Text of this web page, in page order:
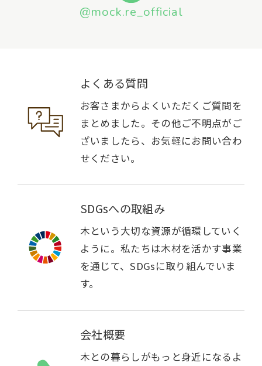
@mock.re_official
よくある質問
お客さまからよくいただくご質問を
まとめました。その他ご不明点がご
ざいましたら、お気軽にお問い合わ
せください。
SDGsへの取組み
木という大切な資源が循環していく
ように。私たちは木材を活かす事業
を通じて、SDGsに取り組んでいま
す。
会社概要
木との暮らしがもっと身近になるよ